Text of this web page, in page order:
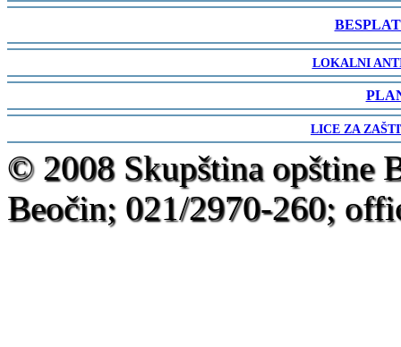
-
-
LOKALNI
-
-
LICE ZA
© 2008 Skupština opštine
Beočin; 021/2970-260;